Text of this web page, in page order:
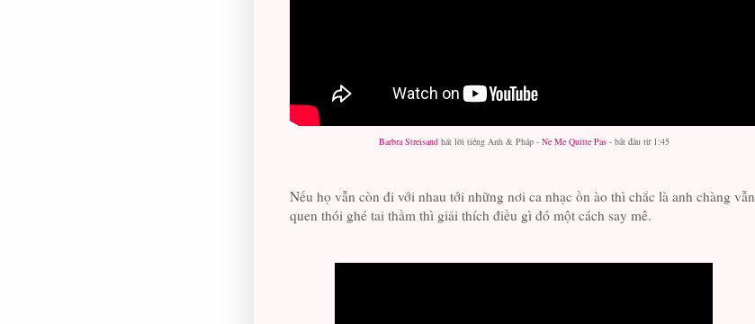
Barbra Streisandhát lời tiếng Anh & Pháp - Ne Me Quitte Pas- bắt đầu từ 1:45
Nếu họ vẫn còn đi với nhau tới những nơi ca nhạc ồn ào thì chắc là anh chàng vẫn
quen thói ghé tai thầm thì giải thích điều gì đó một cách say mê.